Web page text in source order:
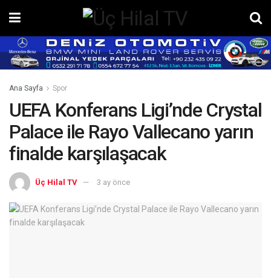
Ana Sayfa Spor
UEFA Konferans Ligi’nde Crystal
Palace ile Rayo Vallecano yarın
finalde karşılaşacak
Üç Hilal TV 3 ay önce